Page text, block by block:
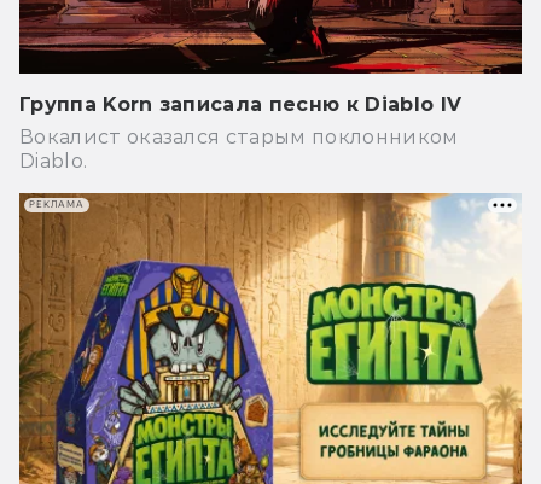
Группа Korn записала песню к Diablo IV
Вокалист оказался старым поклонником
Diablo.
РЕКЛАМА